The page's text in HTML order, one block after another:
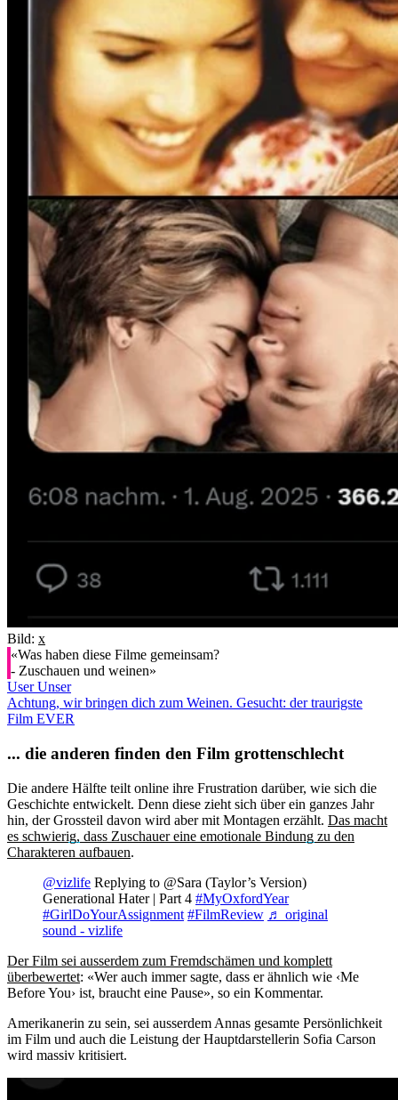
Bild: x
«Was haben diese Filme gemeinsam?
- Zuschauen und weinen»
User Unser
Achtung, wir bringen dich zum Weinen. Gesucht: der traurigste
Film EVER
... die anderen finden den Film grottenschlecht
Die andere Hälfte teilt online ihre Frustration darüber, wie sich die
Geschichte entwickelt. Denn diese zieht sich über ein ganzes Jahr
hin, der Grossteil davon wird aber mit Montagen erzählt. Das macht
es schwierig, dass Zuschauer eine emotionale Bindung zu den
Charakteren aufbauen.
@vizlife Replying to @Sara (Taylor’s Version)
Generational Hater | Part 4 #MyOxfordYear
#GirlDoYourAssignment #FilmReview ♬ original
sound - vizlife
Der Film sei ausserdem zum Fremdschämen und komplett
überbewertet: «Wer auch immer sagte, dass er ähnlich wie ‹Me
Before You› ist, braucht eine Pause», so ein Kommentar.
Amerikanerin zu sein, sei ausserdem Annas gesamte Persönlichkeit
im Film und auch die Leistung der Hauptdarstellerin Sofia Carson
wird massiv kritisiert.